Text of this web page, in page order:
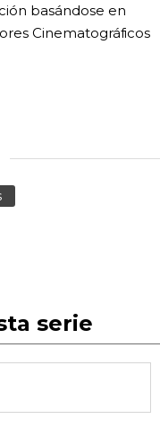
basándose en
Cinematográficos
serie